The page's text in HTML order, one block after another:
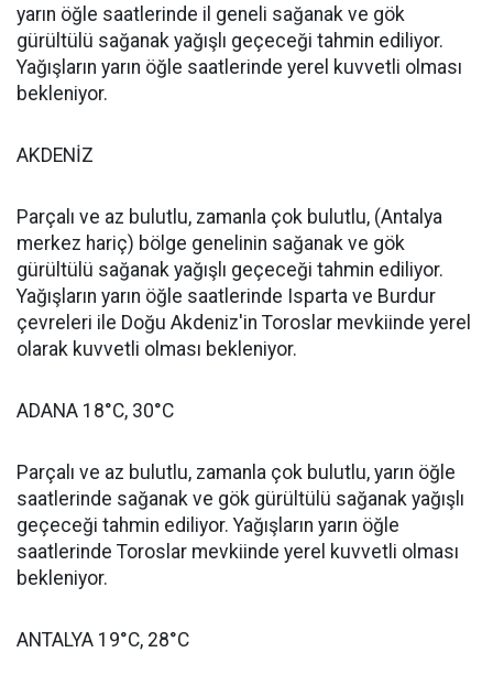
yarın öğle saatlerinde il geneli sağanak ve gök
gürültülü sağanak yağışlı geçeceği tahmin ediliyor.
Yağışların yarın öğle saatlerinde yerel kuvvetli olması
bekleniyor.
AKDENİZ
Parçalı ve az bulutlu, zamanla çok bulutlu, (Antalya
merkez hariç) bölge genelinin sağanak ve gök
gürültülü sağanak yağışlı geçeceği tahmin ediliyor.
Yağışların yarın öğle saatlerinde Isparta ve Burdur
çevreleri ile Doğu Akdeniz'in Toroslar mevkiinde yerel
olarak kuvvetli olması bekleniyor.
ADANA 18°C, 30°C
Parçalı ve az bulutlu, zamanla çok bulutlu, yarın öğle
saatlerinde sağanak ve gök gürültülü sağanak yağışlı
geçeceği tahmin ediliyor. Yağışların yarın öğle
saatlerinde Toroslar mevkiinde yerel kuvvetli olması
bekleniyor.
ANTALYA 19°C, 28°C